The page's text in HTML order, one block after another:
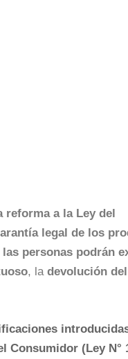
reforma a la Ley del
legal de los
personas podrán
, la devolución
Consumidor (Ley N°